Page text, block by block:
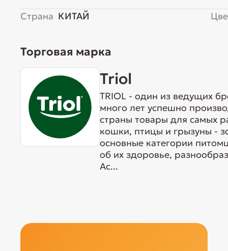
Страна КИТАЙ
Торговая марка
Triol
TRIOL - один из ведущих
много лет успешно
страны товары для самых
кошки, птицы и грызуны -
основные категории
об их здоровье,
Ас...